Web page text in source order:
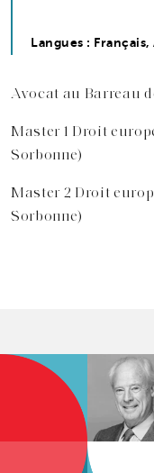
Langues :
Avocat au Barreau
Master 1 Droit
Sorbonne)
Master 2 Droit
Sorbonne)